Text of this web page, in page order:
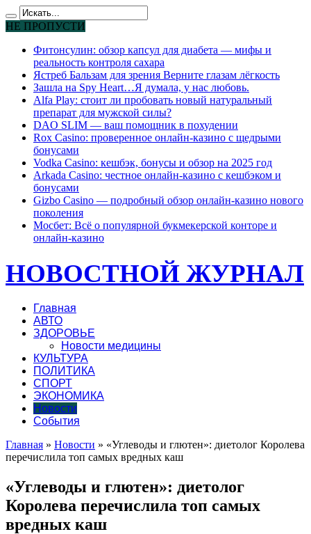
НЕ ПРОПУСТИ
Фитонсулин: обзор капсул для диабета — мифы и
реальность контроля сахара
Ястреб Бальзам для зрения Верните глазам лёгкость
Зашла на Spy Heart…Я думала, у нас любовь.
Alfa Play: стоит ли пробовать новый натуральный
препарат для мужской силы?
DAO SLIM — ваш помощник в похудении
Rox Casino: проверенное онлайн-казино с щедрыми
бонусами
Vodka Casino: кешбэк, бонусы и обзор на 2025 год
Arkada Casino: честное онлайн-казино с кешбэком и
бонусами
Gizbo Casino — подробный обзор онлайн-казино нового
поколения
Мосбет: Всё о популярной букмекерской конторе и
онлайн-казино
НОВОСТНОЙ ЖУРНАЛ
Главная
АВТО
ЗДОРОВЬЕ
Новости медицины
КУЛЬТУРА
ПОЛИТИКА
СПОРТ
ЭКОНОМИКА
Новости
События
Главная » Новости » «Углеводы и глютен»: диетолог Королева
перечислила топ самых вредных каш
«Углеводы и глютен»: диетолог
Королева перечислила топ самых
вредных каш